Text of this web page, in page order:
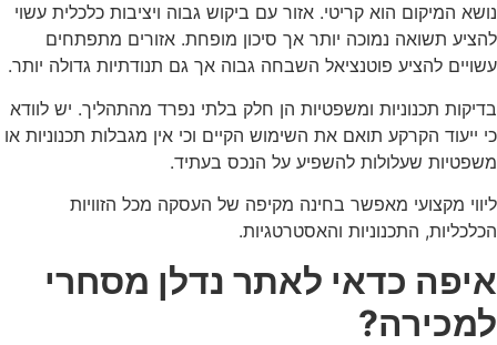
המיקום הוא קריטי. אזור עם ביקוש גבוה ויציבות כלכלית עשוי
תשואה נמוכה יותר אך סיכון מופחת. אזורים מתפתחים
להציע פוטנציאל השבחה גבוה אך גם תנודתיות גדולה יותר.
תכנוניות ומשפטיות הן חלק בלתי נפרד מהתהליך. יש לוודא
ייעוד הקרקע תואם את השימוש הקיים וכי אין מגבלות תכנוניות או
שעלולות להשפיע על הנכס בעתיד.
מקצועי מאפשר בחינה מקיפה של העסקה מכל הזוויות
התכנוניות והאסטרטגיות.
כדאי לאתר נדלן מסחרי